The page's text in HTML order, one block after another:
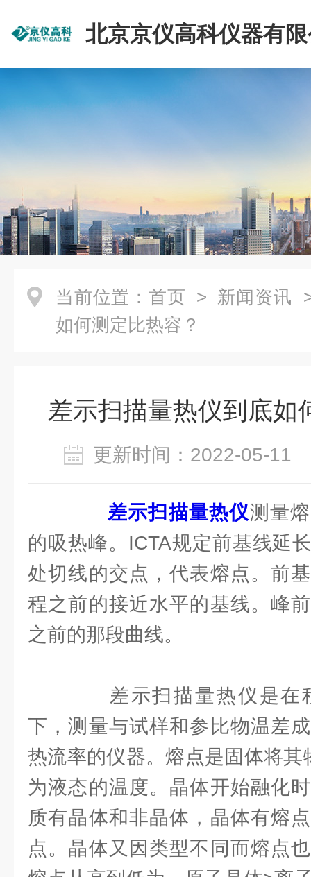
北京京仪高科仪器有
当前位置： 首页 > 新闻资讯
如何测定比热容？
差示扫描量热仪到底如
更新时间：2022-05-
差示扫描量热仪测量
的吸热峰。ICTA规定前基线延
处切线的交点，代表熔点。前
程之前的接近水平的基线。峰
之前的那段曲线。
差示扫描量热仪是在
下，测量与试样和参比物温差
热流率的仪器。熔点是固体将
为液态的温度。晶体开始融化
质有晶体和非晶体，晶体有熔
点。晶体又因类型不同而熔点